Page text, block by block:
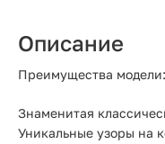
Описание
Преимущества модели:
Знаменитая
Уникальные узоры на